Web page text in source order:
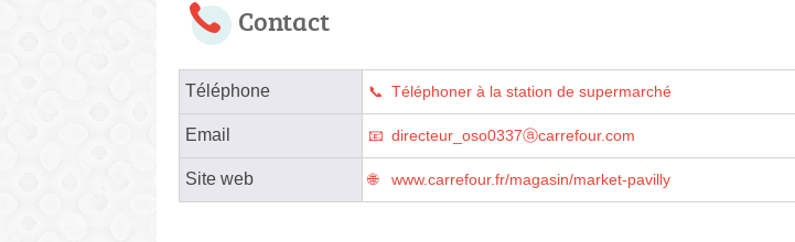
Contact
Téléphone Téléphoner à la station de supermarché
Email directeur_oso0337ⓐcarrefour.com
Site web www.carrefour.fr/magasin/market-pavilly